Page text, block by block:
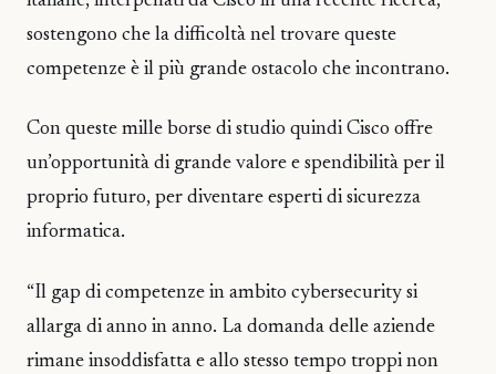
sostengono che la difficoltà nel trovare queste
competenze è il più grande ostacolo che incontrano.
Con queste mille borse di studio quindi Cisco offre
un’opportunità di grande valore e spendibilità per il
proprio futuro, per diventare esperti di sicurezza
informatica.
“Il gap di competenze in ambito cybersecurity si
allarga di anno in anno. La domanda delle aziende
rimane insoddisfatta e allo stesso tempo troppi non